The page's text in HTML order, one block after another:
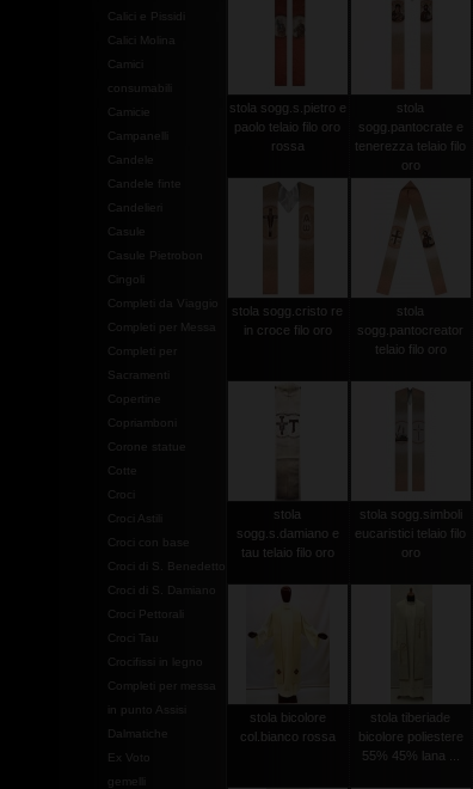
Calici e Pissidi
Calici Molina
Camici
consumabili
Camicie
Campanelli
Candele
Candele finte
Candelieri
Casule
Casule Pietrobon
Cingoli
Completi da Viaggio
Completi per Messa
Completi per
Sacramenti
Copertine
Copriamboni
Corone statue
Cotte
Croci
Croci Astili
Croci con base
Croci di S. Benedetto
Croci di S. Damiano
Croci Pettorali
Croci Tau
Crocifissi in legno
Completi per messa
in punto Assisi
Dalmatiche
Ex Voto
gemelli
stola sogg.s.pietro e
paolo telaio filo oro
rossa
stola
sogg.pantocrate e
tenerezza telaio filo
oro
stola sogg.cristo re
in croce filo oro
stola
sogg.pantocreator
telaio filo oro
stola
sogg.s.damiano e
tau telaio filo oro
stola sogg.simboli
eucaristici telaio filo
oro
stola bicolore
col.bianco rossa
stola tiberiade
bicolore poliestere
55% 45% lana ...